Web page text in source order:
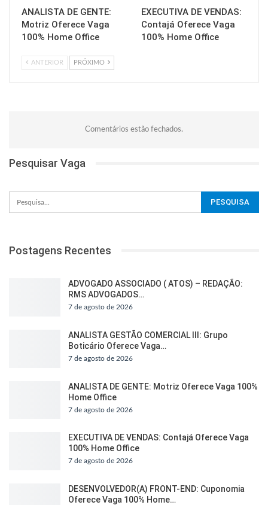
ANALISTA DE GENTE:
Motriz Oferece Vaga
100% Home Office
EXECUTIVA DE VENDAS:
Contajá Oferece Vaga
100% Home Office
ANTERIOR PRÓXIMO
Comentários estão fechados.
Pesquisar Vaga
Postagens Recentes
ADVOGADO ASSOCIADO ( ATOS) – REDAÇÃO:
RMS ADVOGADOS…
7 de agosto de 2026
ANALISTA GESTÃO COMERCIAL III: Grupo
Boticário Oferece Vaga…
7 de agosto de 2026
ANALISTA DE GENTE: Motriz Oferece Vaga 100%
Home Office
7 de agosto de 2026
EXECUTIVA DE VENDAS: Contajá Oferece Vaga
100% Home Office
7 de agosto de 2026
DESENVOLVEDOR(A) FRONT-END: Cuponomia
Oferece Vaga 100% Home…